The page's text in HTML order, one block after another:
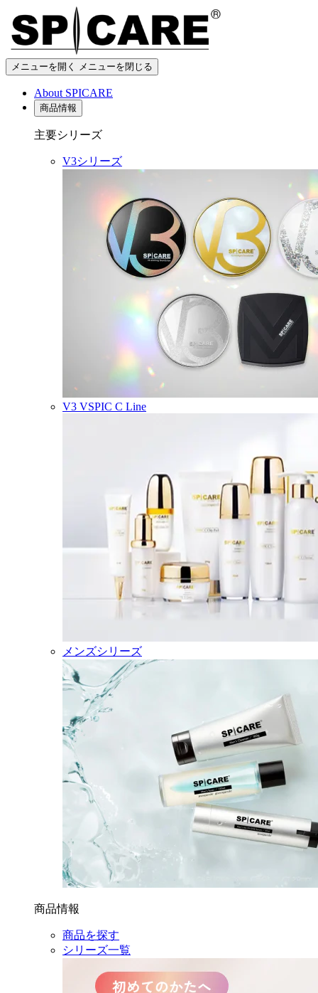
メニューを開く メニューを閉じる
About SPICARE
商品情報
主要シリーズ
V3シリーズ
V3 VSPIC C Line
メンズシリーズ
商品情報
商品を探す
シリーズ一覧